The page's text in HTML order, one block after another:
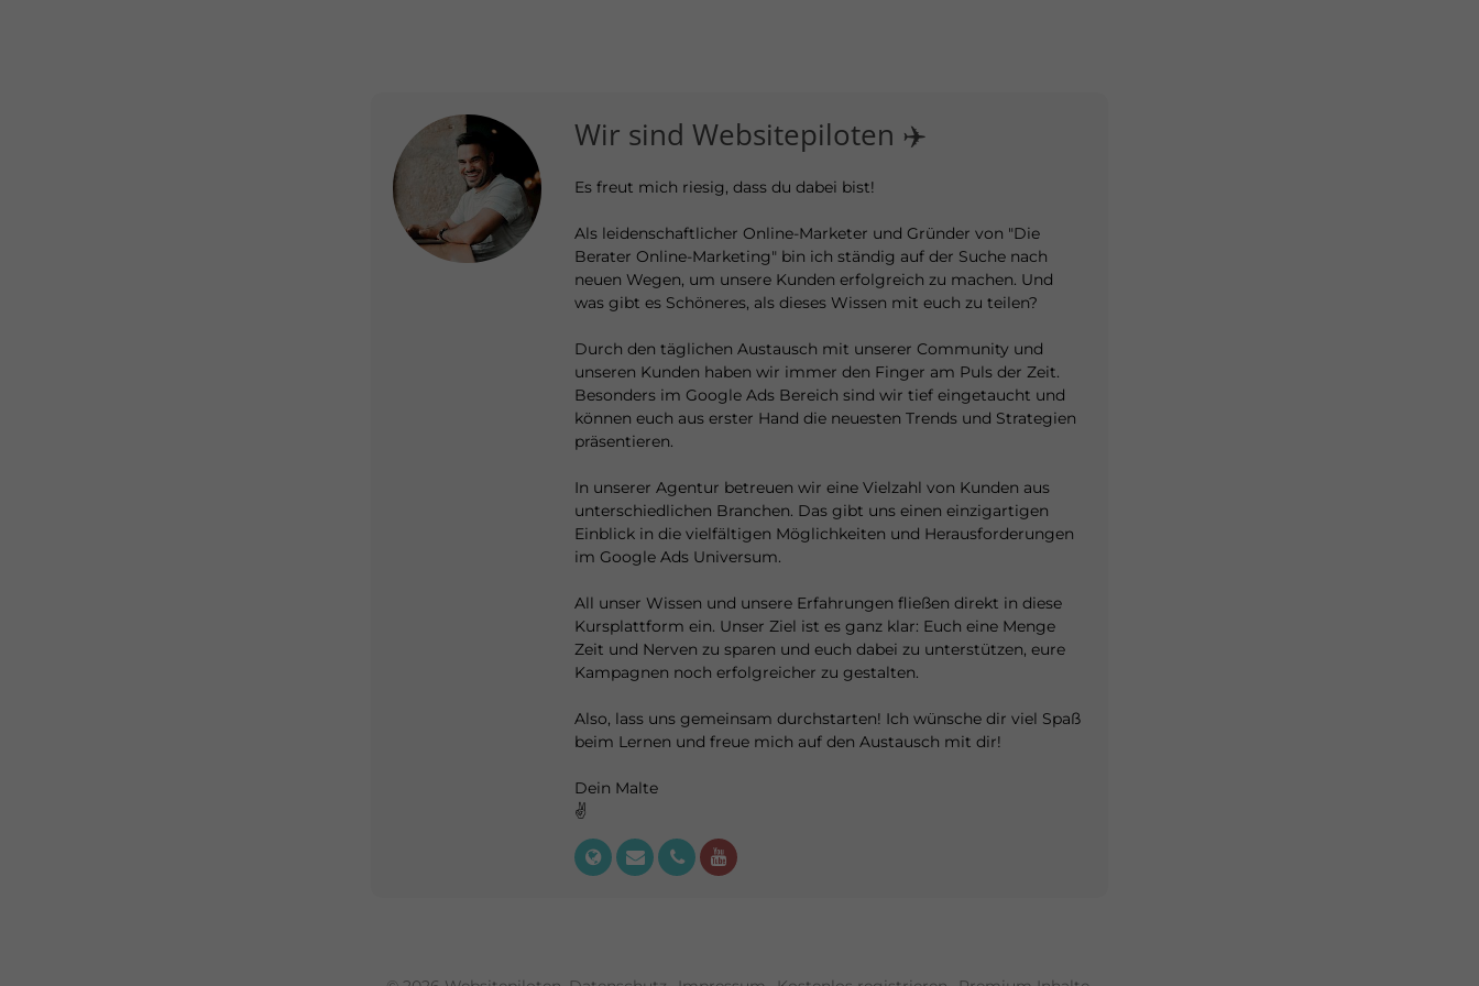
Wir sind Websitepiloten ✈️
Es freut mich riesig, dass du dabei bist!
Als leidenschaftlicher Online-Marketer und Gründer von "Die
Berater Online-Marketing" bin ich ständig auf der Suche nach
neuen Wegen, um unsere Kunden erfolgreich zu machen. Und
was gibt es Schöneres, als dieses Wissen mit euch zu teilen?
Durch den täglichen Austausch mit unserer Community und
unseren Kunden haben wir immer den Finger am Puls der Zeit.
Besonders im Google Ads Bereich sind wir tief eingetaucht und
können euch aus erster Hand die neuesten Trends und Strategien
präsentieren.
In unserer Agentur betreuen wir eine Vielzahl von Kunden aus
unterschiedlichen Branchen. Das gibt uns einen einzigartigen
Einblick in die vielfältigen Möglichkeiten und Herausforderungen
im Google Ads Universum.
All unser Wissen und unsere Erfahrungen fließen direkt in diese
Kursplattform ein. Unser Ziel ist es ganz klar: Euch eine Menge
Zeit und Nerven zu sparen und euch dabei zu unterstützen, eure
Kampagnen noch erfolgreicher zu gestalten.
Also, lass uns gemeinsam durchstarten! Ich wünsche dir viel Spaß
beim Lernen und freue mich auf den Austausch mit dir!
Dein Malte
✌️